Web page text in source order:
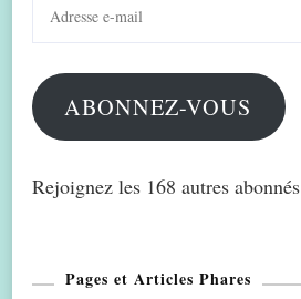
mail
ABONNEZ-VOUS
Rejoignez les 168 autres abonnés
Pages et Articles Phares